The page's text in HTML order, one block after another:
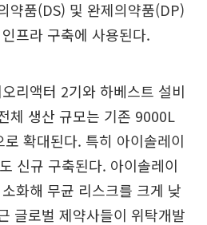
약품(DS) 및 완제의약품(DP)
프라 구축에 사용된다.
리액터 2기와 하베스트 설비
체 생산 규모는 기존 9000L
확대된다. 특히 아이솔레이
신규 구축된다. 아이솔레이
화해 무균 리스크를 크게 낮
글로벌 제약사들이 위탁개발